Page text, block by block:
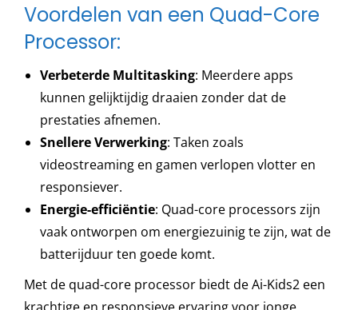
Voordelen van een Quad-Core
Processor:
Verbeterde Multitasking: Meerdere apps
kunnen gelijktijdig draaien zonder dat de
prestaties afnemen.
Snellere Verwerking: Taken zoals
videostreaming en gamen verlopen vlotter en
responsiever.
Energie-efficiëntie: Quad-core processors zijn
vaak ontworpen om energiezuinig te zijn, wat de
batterijduur ten goede komt.
Met de quad-core processor biedt de Ai-Kids2 een
krachtige en responsieve ervaring voor jonge